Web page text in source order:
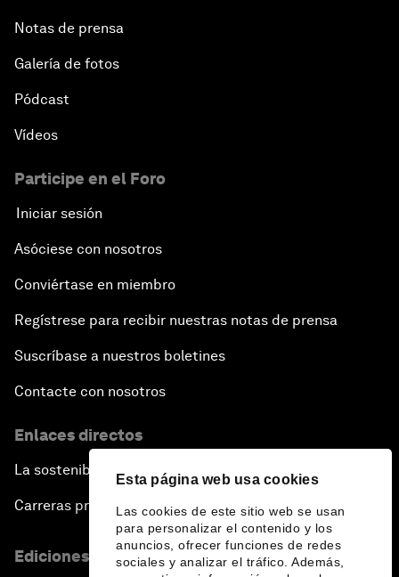
Esta página web usa cookies
Las cookies de este sitio web se usan
para personalizar el contenido y los
anuncios, ofrecer funciones de redes
sociales y analizar el tráfico. Además,
Notas de prensa
Galería de fotos
Pódcast
Vídeos
Participe en el Foro
Iniciar sesión
Asóciese con nosotros
Conviértase en miembro
Regístrese para recibir nuestras notas de prensa
Suscríbase a nuestros boletines
Contacte con nosotros
Enlaces directos
La sostenibilidad en el Foro
Carreras profesionales
Ediciones en otros idiomas